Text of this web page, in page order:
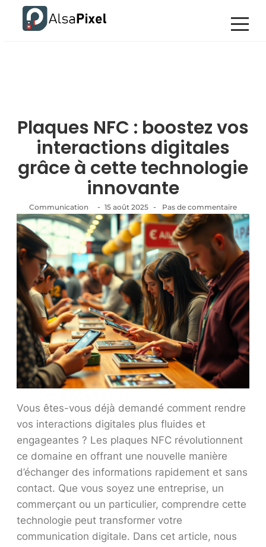
Plaques NFC : boostez vos
interactions digitales
grâce à cette technologie
innovante
Communication - 15 août 2025 - Pas de commentaire
Vous êtes-vous déjà demandé comment rendre
vos interactions digitales plus fluides et
engageantes ? Les plaques NFC révolutionnent
ce domaine en offrant une nouvelle manière
d’échanger des informations rapidement et sans
contact. Que vous soyez une entreprise, un
commerçant ou un particulier, comprendre cette
technologie peut transformer votre
communication digitale. Dans cet article, nous